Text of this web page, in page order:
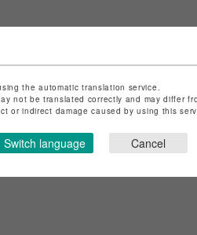
令に基づく表記はこちら
わせはこちら
the automatic translation service.
not be translated correctly and may differ
or indirect damage caused by using this
Switch language Cancel